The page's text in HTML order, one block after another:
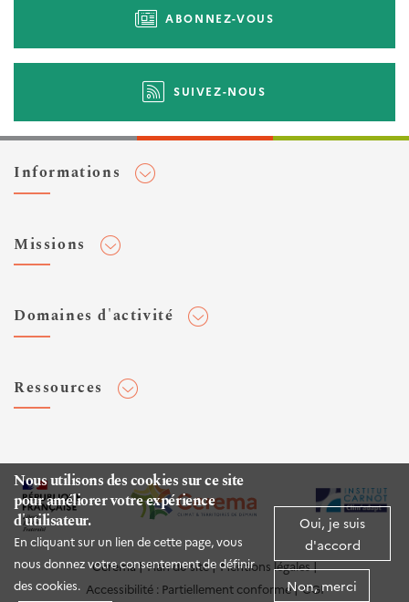
Nous utilisons des cookies sur ce site
pour améliorer votre expérience
d'utilisateur.
En cliquant sur un lien de cette page, vous
nous donnez votre consentement de définir
des cookies.
Oui, je suis
d'accord
Non, merci
ABONNEZ-VOUS
SUIVEZ-NOUS
Informations
Flux RSS
Veilles et newsletters
Expertises Territoires
Espace presse
Missions
Normalisation
Domaines d'activité
Infrastructures de transport
Environnement et risques
Mer et littoral
Ressources
Rapports d'étude
Publications HAL
Documentation routière (DTRF)
Logiciels & apps
Sites web
Cerema Plan du site
Mentions légales
Accessibilité : Partiellement conforme
CGI